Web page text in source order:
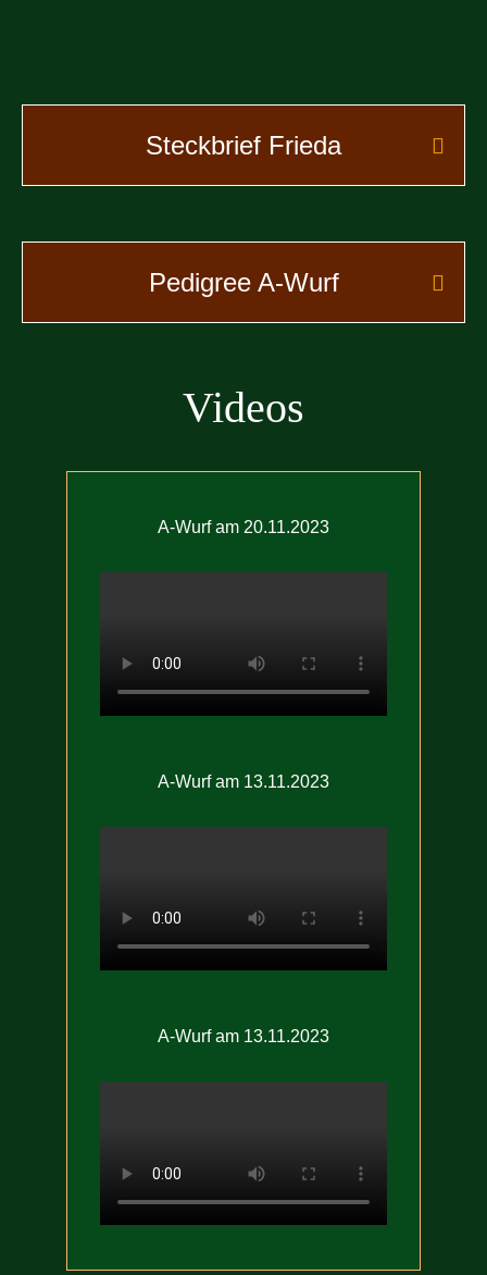
Steckbrief Frieda
Pedigree A-Wurf
Videos
A-Wurf am 20.11.2023
A-Wurf am 13.11.2023
A-Wurf am 13.11.2023